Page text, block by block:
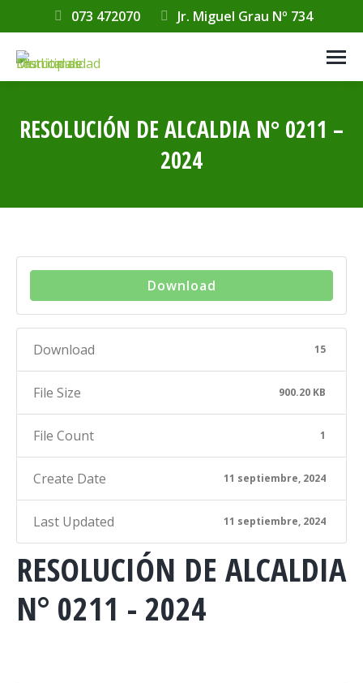
073 472070 Jr. Miguel Grau Nº 734
RESOLUCIÓN DE ALCALDIA N° 0211 –
2024
Download
Download 15
File Size 900.20 KB
File Count 1
Create Date 11 septiembre, 2024
Last Updated 11 septiembre, 2024
RESOLUCIÓN DE ALCALDIA
N° 0211 - 2024